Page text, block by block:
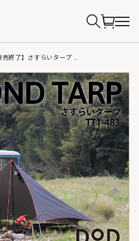
【販売終了】さすらいタープ TT1-483